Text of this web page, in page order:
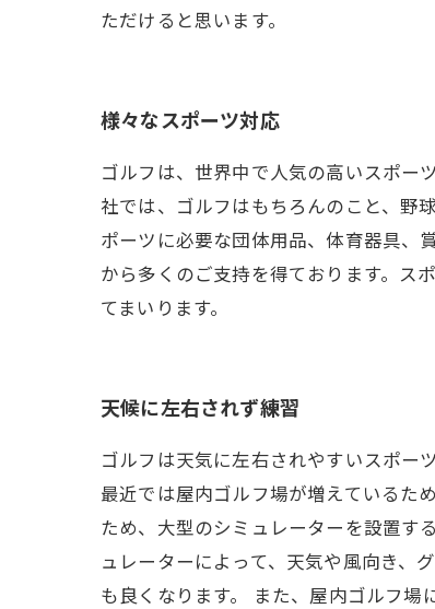
ただけると思います。
様々なスポーツ対応
ゴルフは、世界中で人気の高いスポー
社では、ゴルフはもちろんのこと、野
ポーツに必要な団体用品、体育器具、
から多くのご支持を得ております。ス
てまいります。
天候に左右されず練習
ゴルフは天気に左右されやすいスポー
最近では屋内ゴルフ場が増えているた
ため、大型のシミュレーターを設置す
ュレーターによって、天気や風向き、
も良くなります。 また、屋内ゴルフ